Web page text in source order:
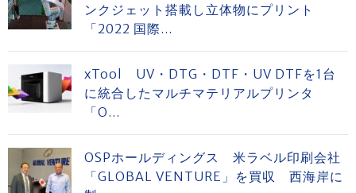
ンクジェット搭載し立体物にプリント
「2022 国際...
xTool UV・DTG・DTF・UV DTFを1台
に統合したマルチマテリアルプリンタ
「O...
OSPホールディングス 米ラベル印刷会社
「GLOBAL VENTURE」を買収 西海岸に